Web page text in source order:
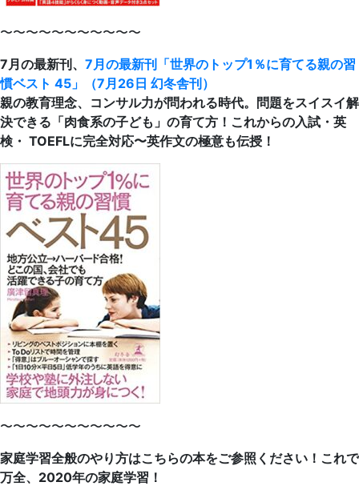
〜〜〜〜〜〜〜〜〜〜〜
7月の最新刊、 7月の最新刊「世界のトップ1％に育てる親の習
慣ベスト 45」（7月26日 幻冬舎刊）
親の教育理念、コンサル力が問われる時代。問題をスイスイ解
決できる「肉食系の子ども」の育て方！これからの入試・英
検・ TOEFLに完全対応〜英作文の極意も伝授！
〜〜〜〜〜〜〜〜〜〜〜
家庭学習全般のやり方はこちらの本をご参照ください！これで
万全、2020年の家庭学習！